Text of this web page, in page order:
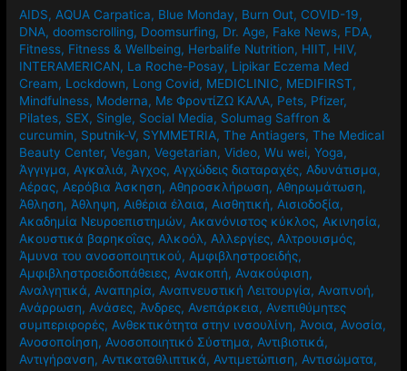
AIDS, AQUA Carpatica, Blue Monday, Burn Out, COVID-19,
DNA,doomscrolling, Doomsurfing, Dr. Age, Fake News, FDA,
Fitness, Fitness & Wellbeing, Herbalife Nutrition, HIIT, HIV,
INTERAMERICAN, La Roche-Posay, Lipikar Eczema Med
Cream, Lockdown, Long Covid, MEDICLINIC, MEDIFIRST,
Mindfulness, Moderna, Mε ΦροντίΖΩ ΚΑΛΑ, Pets, Pfizer,
Pilates, SEX, Single, Social Media, Solumag Saffron &
curcumin, Sputnik-V, SYMMETRIA,The Antiagers,The Medical
Beauty Center,Vegan,Vegetarian,Video,Wu wei,Yoga,
Άγγιγμα, Αγκαλιά, Άγχος, Αγχώδεις διαταραχές, Αδυνάτισμα,
Αέρας, Αερόβια Άσκηση, Αθηροσκλήρωση, Αθηρωμάτωση,
Άθληση, Άθληψη, Αιθέρια έλαια, Αισθητική, Αισιοδοξία,
Ακαδημία Νευροεπιστημών, Ακανόνιστος κύκλος, Ακινησία,
Ακουστικά βαρηκοΐας, Αλκοόλ, Αλλεργίες, Αλτρουισμός,
Άμυνα του ανοσοποιητικού, Αμφιβληστροειδής,
Αμφιβληστροειδοπάθειες, Ανακοπή, Ανακούφιση,
Αναλγητικά, Αναπηρία, Αναπνευστική Λειτουργία, Αναπνοή,
Ανάρρωση, Ανάσες, Άνδρες, Ανεπάρκεια, Ανεπιθύμητες
συμπεριφορές, Ανθεκτικότητα στην ινσουλίνη, Άνοια, Ανοσία,
Ανοσοποίηση, Ανοσοποιητικό Σύστημα, Αντιβιοτικά,
Αντιγήρανση, Αντικαταθλιπτικά, Αντιμετώπιση, Αντισώματα,